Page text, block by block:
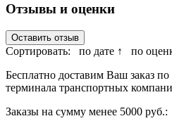
Отзывы и оценки
Оставить отзыв
Сортировать: по дате ↑
по
Бесплатно доставим Ваш заказ
терминала транспортных
Заказы на сумму менее 5000 руб.: